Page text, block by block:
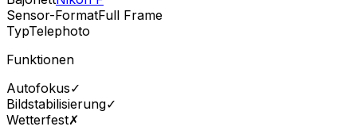
Sensor-FormatFull Frame
TypTelephoto
Funktionen
Autofokus✓
Bildstabilisierung✓
Wetterfest✗